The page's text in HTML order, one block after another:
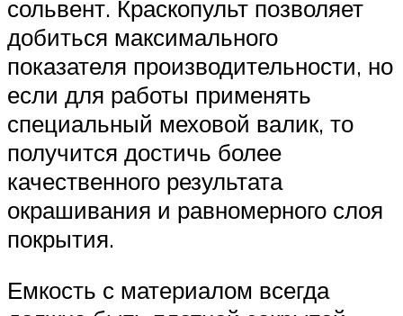
сольвент. Краскопульт позволяет
добиться максимального
показателя производительности, но
если для работы применять
специальный меховой валик, то
получится достичь более
качественного результата
окрашивания и равномерного слоя
покрытия.
Емкость с материалом всегда